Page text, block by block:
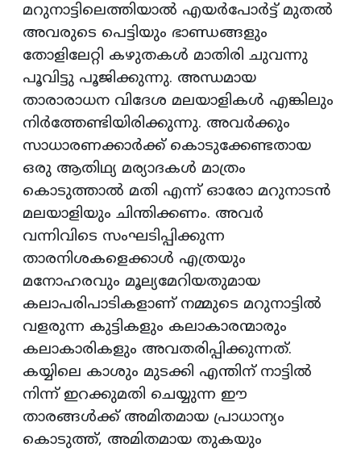
മറുനാട്ടിലെത്തിയാൽ എയർപോർട്ട് മുതൽ
അവരുടെ പെട്ടിയും ഭാണ്ഡങ്ങളും
തോളിലേറ്റി കഴുതകൾ മാതിരി ചുവന്നു
പൂവിട്ടു പൂജിക്കുന്നു. അന്ധമായ
താരാരാധന വിദേശ മലയാളികൾ എങ്കിലും
നിർത്തേണ്ടിയിരിക്കുന്നു. അവർക്കും
സാധാരണക്കാർക്ക് കൊടുക്കേണ്ടതായ
ഒരു ആതിഥ്യ മര്യാദകൾ മാത്രം
കൊടുത്താൽ മതി എന്ന് ഓരോ മറുനാടൻ
മലയാളിയും ചിന്തിക്കണം. അവർ
വന്നിവിടെ സംഘടിപ്പിക്കുന്ന
താരനിശകളെക്കാൾ എത്രയും
മനോഹരവും മൂല്യമേറിയതുമായ
കലാപരിപാടികളാണ് നമ്മുടെ മറുനാട്ടിൽ
വളരുന്ന കുട്ടികളും കലാകാരന്മാരും
കലാകാരികളും അവതരിപ്പിക്കുന്നത്.
കയ്യിലെ കാശും മുടക്കി എന്തിന് നാട്ടിൽ
നിന്ന് ഇറക്കുമതി ചെയ്യുന്ന ഈ
താരങ്ങൾക്ക് അമിതമായ പ്രാധാന്യം
കൊടുത്ത്, അമിതമായ തുകയും